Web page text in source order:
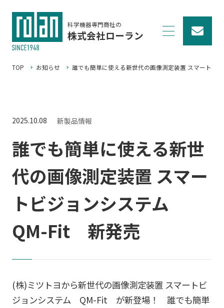
科学機器専門商社の
株式会社ローラン
TOP お知らせ 誰でも簡単に使える新世代の画像測定装置 スマート
2025.10.08 新製品情報
誰でも簡単に使える新世
代の画像測定装置 スマー
トビジョンシステム
QM-Fit 新発売
(株)ミツトヨから新世代の画像測定装置 スマートビ
ジョンシステム QM-Fit が新登場！ 誰でも簡単